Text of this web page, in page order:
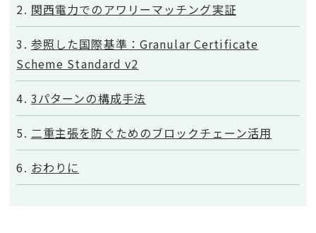
関西電力でのアワリーマッチング実証
参照した国際基準：Granular Certificate
Scheme Standard v2
3パターンの構成手法
二重主張を防ぐためのブロックチェーン活用
おわりに